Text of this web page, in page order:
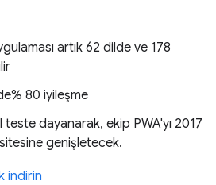
artık 62 dilde ve 178
80 iyileşme
teste dayanarak, ekip PWA'yı 2017
genişletecek.
indirin